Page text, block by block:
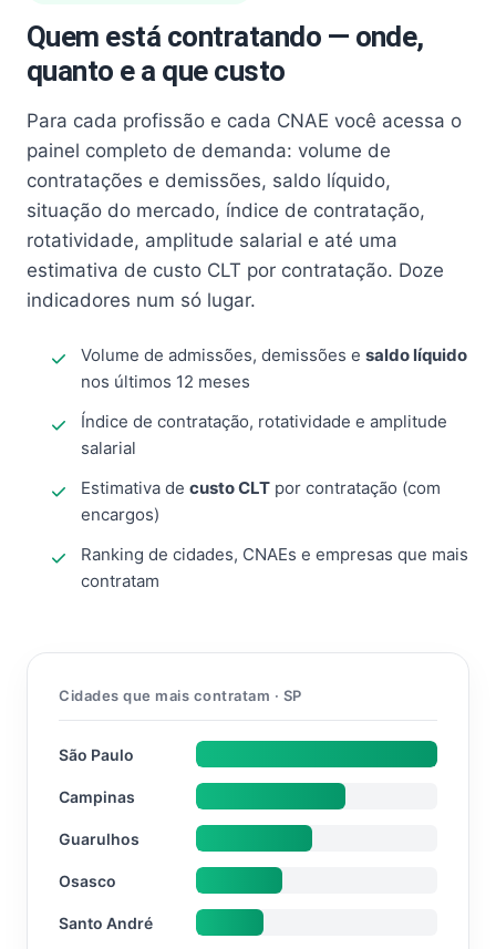
Quem está contratando — onde,
quanto e a que custo
Para cada profissão e cada CNAE você acessa o
painel completo de demanda: volume de
contratações e demissões, saldo líquido,
situação do mercado, índice de contratação,
rotatividade, amplitude salarial e até uma
estimativa de custo CLT por contratação. Doze
indicadores num só lugar.
Volume de admissões, demissões e saldo líquido
nos últimos 12 meses
Índice de contratação, rotatividade e amplitude
salarial
Estimativa de custo CLT por contratação (com
encargos)
Ranking de cidades, CNAEs e empresas que mais
contratam
Cidades que mais contratam · SP
São Paulo
Campinas
Guarulhos
Osasco
Santo André